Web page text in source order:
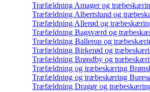
Træfældning Amager og
Træfældning Albertslund og
Træfældning Allerød og
Træfældning Bagsværd og
Træfældning Ballerup og
Træfældning Birkerød og
Træfældning Brøndby og
Træfældning og træbeskæring
Træfældning og træbeskæring
Træfældning Dragør og